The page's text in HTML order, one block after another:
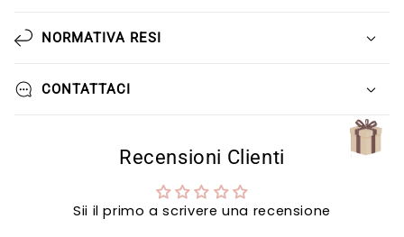
NORMATIVA RESI
CONTATTACI
Recensioni Clienti
Sii il primo a scrivere una recensione